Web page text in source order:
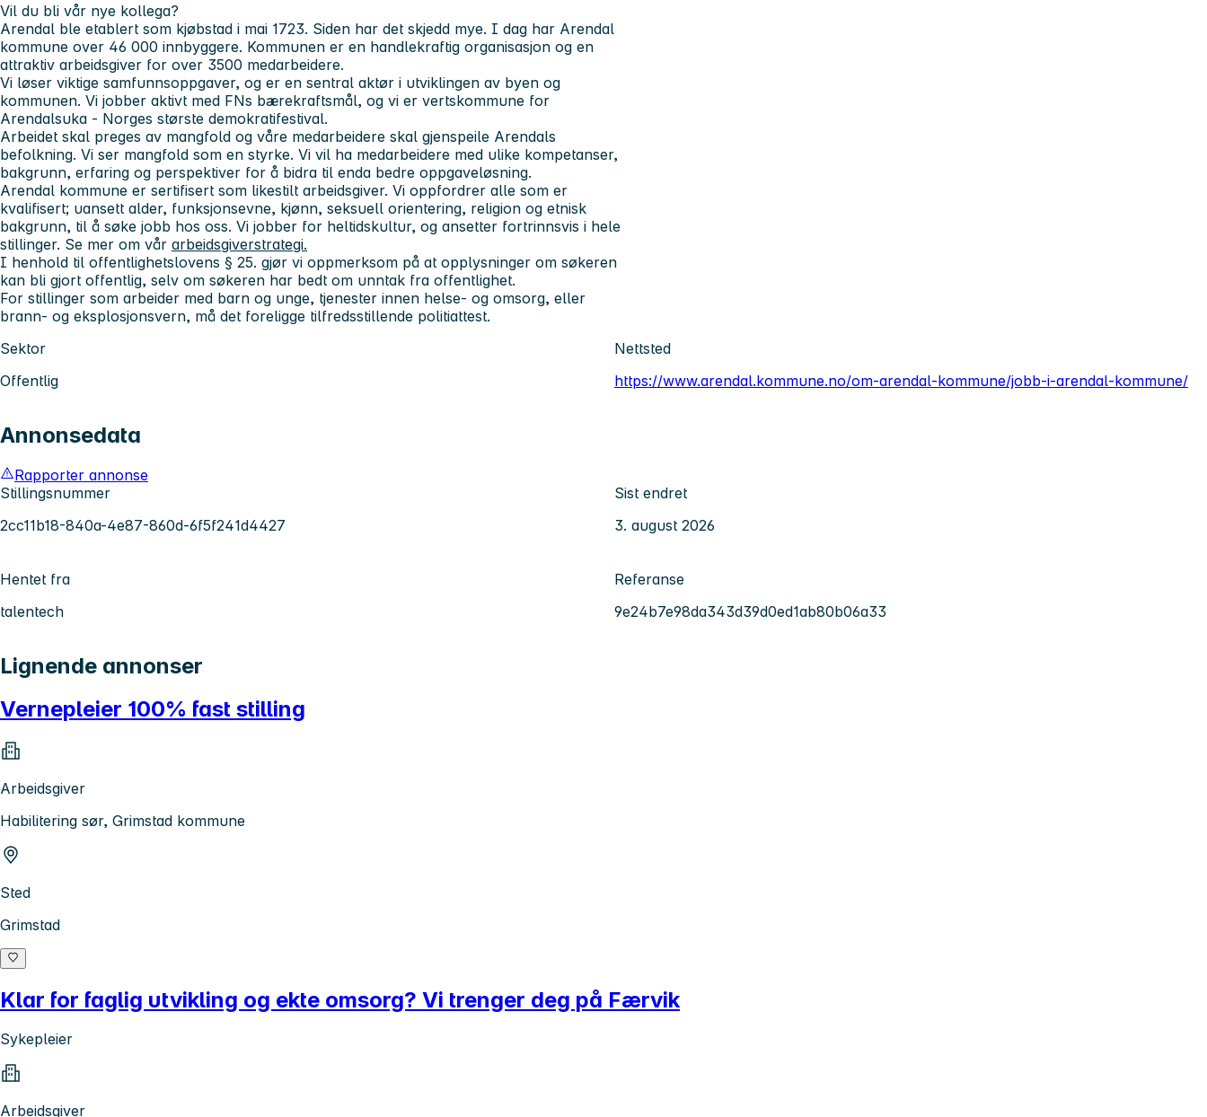
Vil du bli vår nye kollega?
Arendal ble etablert som kjøbstad i mai 1723. Siden har det skjedd mye. I dag har Arendal
kommune over 46 000 innbyggere. Kommunen er en handlekraftig organisasjon og en
attraktiv arbeidsgiver for over 3500 medarbeidere.
Vi løser viktige samfunnsoppgaver, og er en sentral aktør i utviklingen av byen og
kommunen. Vi jobber aktivt med FNs bærekraftsmål, og vi er vertskommune for
Arendalsuka - Norges største demokratifestival.
Arbeidet skal preges av mangfold og våre medarbeidere skal gjenspeile Arendals
befolkning. Vi ser mangfold som en styrke. Vi vil ha medarbeidere med ulike kompetanser,
bakgrunn, erfaring og perspektiver for å bidra til enda bedre oppgaveløsning.
Arendal kommune er sertifisert som likestilt arbeidsgiver. Vi oppfordrer alle som er
kvalifisert; uansett alder, funksjonsevne, kjønn, seksuell orientering, religion og etnisk
bakgrunn, til å søke jobb hos oss. Vi jobber for heltidskultur, og ansetter fortrinnsvis i hele
stillinger. Se mer om vår arbeidsgiverstrategi.
I henhold til offentlighetslovens § 25. gjør vi oppmerksom på at opplysninger om søkeren
kan bli gjort offentlig, selv om søkeren har bedt om unntak fra offentlighet.
For stillinger som arbeider med barn og unge, tjenester innen helse- og omsorg, eller
brann- og eksplosjonsvern, må det foreligge tilfredsstillende politiattest.
Sektor
Offentlig
Nettsted
https://www.arendal.kommune.no/om-arendal-kommune/jobb-i-arendal-kommune/
Annonsedata
Rapporter annonse
Stillingsnummer
2cc11b18-840a-4e87-860d-6f5f241d4427
Sist endret
3. august 2026
Hentet fra
talentech
Referanse
9e24b7e98da343d39d0ed1ab80b06a33
Lignende annonser
Vernepleier 100% fast stilling
Arbeidsgiver
Habilitering sør, Grimstad kommune
Sted
Grimstad
Klar for faglig utvikling og ekte omsorg? Vi trenger deg på Færvik
Sykepleier
Arbeidsgiver